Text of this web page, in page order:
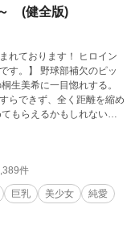
(健全版)
れております！ ヒロイン
欠のピッ
生美希に一目惚れする。
らできず、全く距離を縮め
もらえるかもしれない
コンでなかなか試合で活躍
ピッチャーになることを目
る気が漲る。絶対に活躍
描写を含みます。★マー
件
巨乳 美少女
純愛